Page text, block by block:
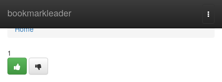
bookmarkleader
Home
Home
1